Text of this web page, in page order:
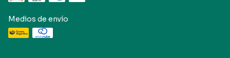
Medios de envío